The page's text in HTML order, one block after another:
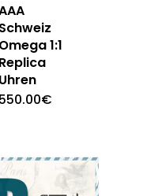
Schweiz
Omega 1:1
Replica
Uhren
550.00€